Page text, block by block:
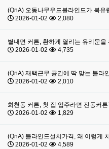
(QnA) 오동나무우드블라인드가 북
2026-01-02
2,080
별내면 커튼, 환하게 열리는 유리문
2026-01-02
4,735
(QnA) 재택근무 공간에 딱 맞는 블라
2026-01-02
2,010
회천동 커튼, 첫 집 입주라면 전동커
2026-01-02
1,829
(QnA) 블라인드설치가격, 왜 이렇게
2026-01-02
4,589